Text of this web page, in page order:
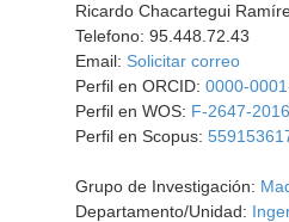
Ricardo Chacartegui
Telefono: 95.448.72.43
Email: Solicitar correo
Perfil en ORCID: 0000-
Perfil en WOS: F-2647-2016
Perfil en Scopus:
Grupo de Investigación:
Departamento/Unidad: